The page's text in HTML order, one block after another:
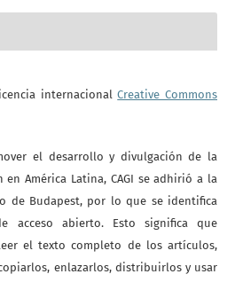
internacionalCreative Commons
el desarrollo y divulgación de la
América Latina, CAGI se adhirió a la
de Budapest, por lo que se identifica
acceso abierto. Esto significa que
el texto completo de los artículos,
enlazarlos, distribuirlos y usar